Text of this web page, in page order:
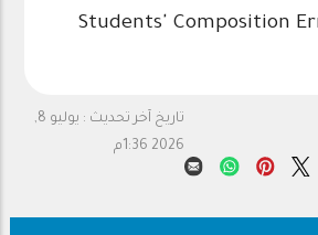
Students' Composition
تاريخ آخر تحديث :
يوليو 8,
2026 1:36م